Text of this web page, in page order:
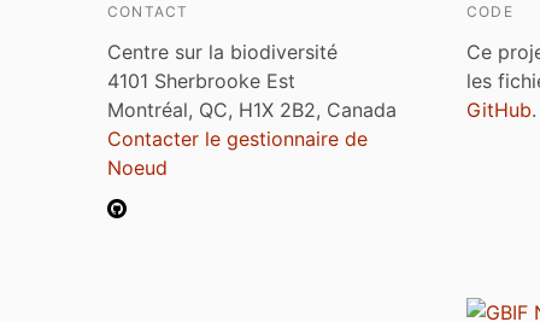
CONTACT
Centre sur la biodiversité
4101 Sherbrooke Est
Montréal, QC, H1X 2B2, Canada
Contacter le gestionnaire de
Noeud
CODE
Ce
les
GitHub.